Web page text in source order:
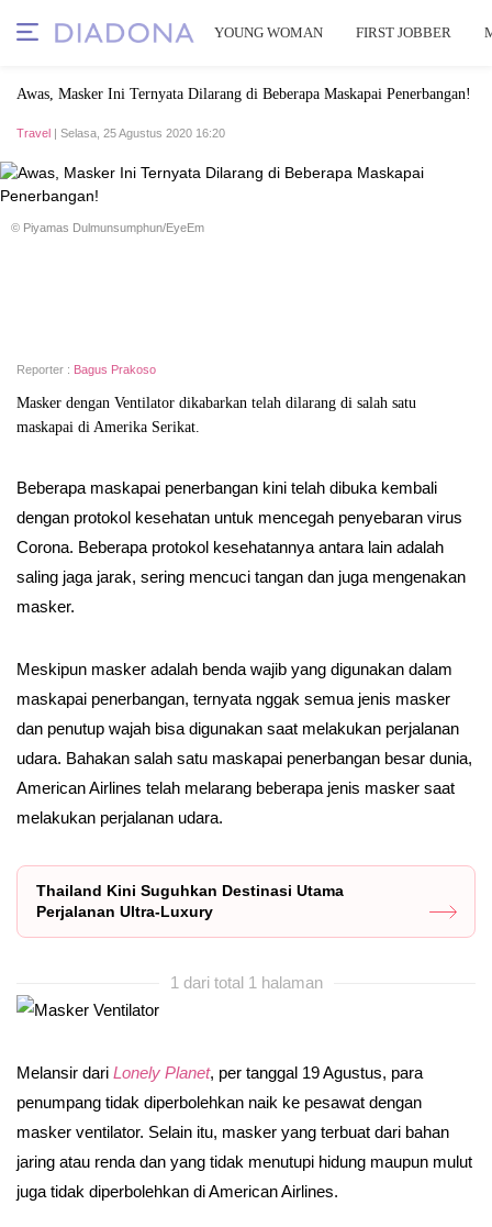
YOUNG WOMAN FIRST JOBBER
Awas, Masker Ini Ternyata Dilarang di Beberapa Maskapai Penerbangan!
Travel | Selasa, 25 Agustus 2020 16:20
© Piyamas Dulmunsumphun/EyeEm
Reporter : Bagus Prakoso
Masker dengan Ventilator dikabarkan telah dilarang di salah satu
maskapai di Amerika Serikat.
Beberapa maskapai penerbangan kini telah dibuka kembali
dengan protokol kesehatan untuk mencegah penyebaran virus
Corona. Beberapa protokol kesehatannya antara lain adalah
saling jaga jarak, sering mencuci tangan dan juga mengenakan
masker.
Meskipun masker adalah benda wajib yang digunakan dalam
maskapai penerbangan, ternyata nggak semua jenis masker
dan penutup wajah bisa digunakan saat melakukan perjalanan
udara. Bahakan salah satu maskapai penerbangan besar dunia,
American Airlines telah melarang beberapa jenis masker saat
melakukan perjalanan udara.
Thailand Kini Suguhkan Destinasi Utama
Perjalanan Ultra-Luxury
1 dari total 1 halaman
Melansir dari Lonely Planet, per tanggal 19 Agustus, para
penumpang tidak diperbolehkan naik ke pesawat dengan
masker ventilator. Selain itu, masker yang terbuat dari bahan
jaring atau renda dan yang tidak menutupi hidung maupun mulut
juga tidak diperbolehkan di American Airlines.